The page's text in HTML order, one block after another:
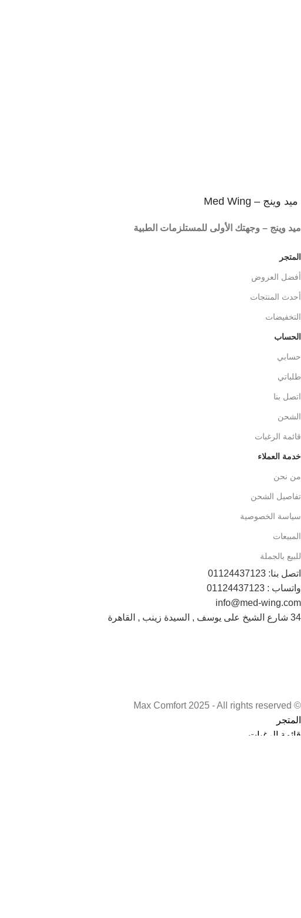
ميد وينج – Med Wing
ميد وينج – وجهتك الأولى للمستلزمات الطبية
المتجر
أفضل العروض
أحدث المنتجات
التخفيضات
الحساب
حسابي
طلباتي
اتصل بنا
الشحن
قائمة الرغبات
خدمة العملاء
من نحن
تفاصيل الشحن
سياسة الخصوصية
المبيعات
للبيع بالجملة
اتصل بنا: 01124437123
واتساب : 01124437123
info@med-wing.com
34 شارع الشيخ على يوسف , السيدة زينب , القاهرة
© Max Comfort 2025 - All rights reserved
المتجر
قائمة الرغبات